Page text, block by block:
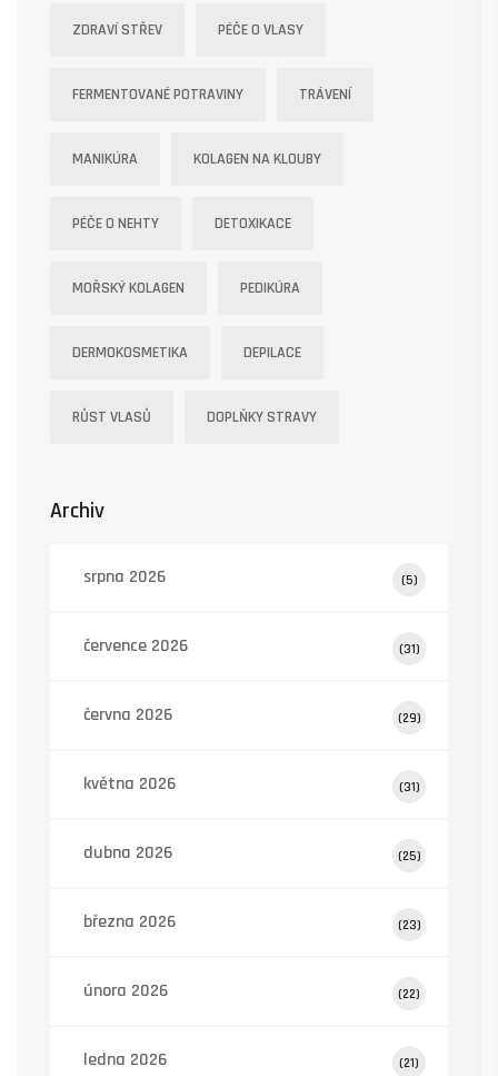
ZDRAVÍ STŘEV PÉČE O VLASY
FERMENTOVANÉ POTRAVINY TRÁVENÍ
MANIKÚRA KOLAGEN NA KLOUBY
PÉČE O NEHTY DETOXIKACE
MOŘSKÝ KOLAGEN PEDIKÚRA
DERMOKOSMETIKA DEPILACE
RŮST VLASŮ DOPLŇKY STRAVY
Archiv
srpna 2026 (5)
července 2026 (31)
června 2026 (29)
května 2026 (31)
dubna 2026 (25)
března 2026 (23)
února 2026 (22)
ledna 2026 (21)